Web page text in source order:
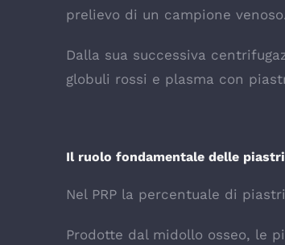
prelievo di un campione venoso.
Dalla sua successiva
globuli rossi e plasma con
Il ruolo fondamentale delle
Nel PRP la percentuale di
Prodotte dal midollo osseo, le